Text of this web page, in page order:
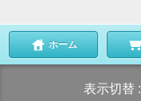
ホーム
表示切替 :